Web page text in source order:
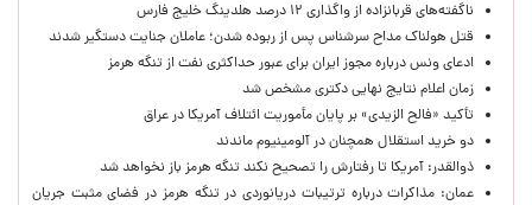
ناگفته‌های قربانزاده از واگذاری ۱۲ درصد هلدینگ خلیج فارس
قتل هولناک مداح سرشناس پس از ربوده شدن؛ عاملان جنایت دستگیر شدند
ادعای ونس درباره مجوز ایران برای عبور حداکثری نفت از تنگه هرمز
زمان اعلام نتایج نهایی دکتری مشخص شد
تأکید «فالح الزیدی» بر پایان مأموریت ائتلاف آمریکا در عراق
دو خرید استقلال همچنان در آلومینیوم ماندند
ذوالقدر: آمریکا تا رفتارش را تصحیح نکند تنگه هرمز باز نخواهد شد
عمان: مذاکرات درباره ترتیبات دریانوردی در تنگه هرمز در فضای مثبت جریان